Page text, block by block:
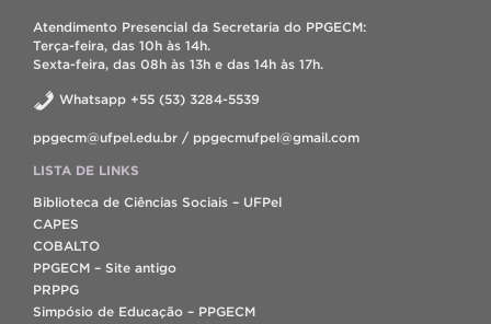
Atendimento Presencial da Secretaria do PPGECM:
Terça-feira, das 10h às 14h.
Sexta-feira, das 08h às 13h e das 14h às 17h.
Whatsapp +55 (53) 3284-5539
ppgecm@ufpel.edu.br / ppgecmufpel@gmail.com
LISTA DE LINKS
Biblioteca de Ciências Sociais – UFPel
CAPES
COBALTO
PPGECM – Site antigo
PRPPG
Simpósio de Educação – PPGECM